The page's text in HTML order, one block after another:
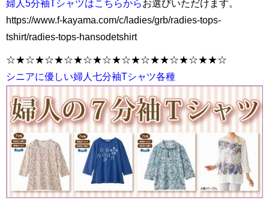
婦人5分袖Tシャツはこちらからお選びいただけます。
https://www.f-kayama.com/c/ladies/grb/radies-tops-
tshirt/radies-tops-hansodetshirt
☆★☆★☆★☆★☆★☆★☆★☆★★☆★☆★★☆
シニアに優しい婦人七分袖Tシャツ各種